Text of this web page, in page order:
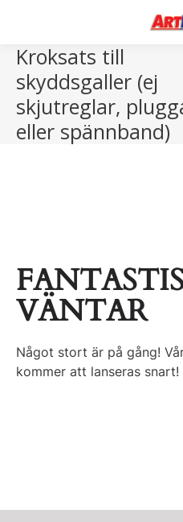
Kroksats till
skyddsgaller (ej
skjutreglar,
eller spännband)
VÄNTAR
Något stort är på gång!
kommer att lanseras snart!